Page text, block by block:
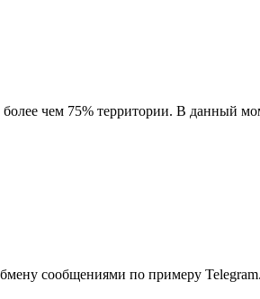
чем 75% территории. В данный
сообщениями по примеру